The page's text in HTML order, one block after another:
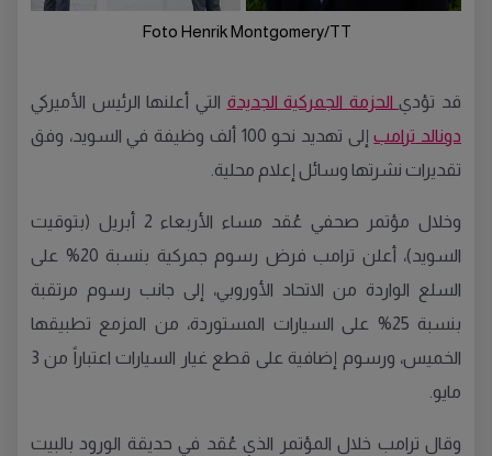
Foto Henrik Montgomery/TT
قد تؤديالحزمة الجمركية الجديدة التي أعلنها الرئيس الأميركي
دونالد ترامب
إلى تهديد نحو 100 ألف وظيفة في السويد، وفق
تقديرات نشرتها وسائل إعلام محلية.
وخلال مؤتمر صحفي عُقد مساء الأربعاء 2 أبريل (بتوقيت
السويد)، أعلن ترامب فرض رسوم جمركية بنسبة 20% على
السلع الواردة من الاتحاد الأوروبي، إلى جانب رسوم مرتقبة
بنسبة 25% على السيارات المستوردة، من المزمع تطبيقها
الخميس، ورسوم إضافية على قطع غيار السيارات اعتباراً من 3
مايو.
وقال ترامب خلال المؤتمر الذي عُقد في حديقة الورود بالبيت